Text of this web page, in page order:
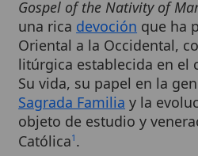
litúrgica establecida en el
Su vida, su papel en la
Sagrada Familiay la
objeto de estudio y
Católica1.
Cuadro